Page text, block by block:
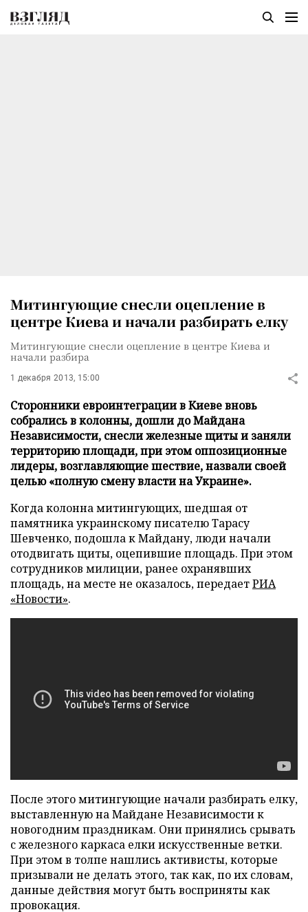
Митингующие снесли оцепление в
центре Киева и начали разбирать елку
Митингующие снесли оцепление в центре Киева и
начали разбира
1 декабря 2013, 15:00
Сторонники евроинтеграции в Киеве вновь
собрались в колонны, дошли до Майдана
Независимости, снесли железные щиты и заняли
территорию площади, при этом оппозиционные
лидеры, возглавляющие шествие, назвали своей
целью «полную смену власти на Украине».
Когда колонна митингующих, шедшая от
памятника украинскому писателю Тарасу
Шевченко, подошла к Майдану, люди начали
отодвигать щиты, оцепившие площадь. При этом
сотрудников милиции, ранее охранявших
площадь, на месте не оказалось, передаетРИА
«Новости».
После этого митингующие начали разбирать елку,
выставленную на Майдане Независимости к
новогодним праздникам. Они принялись срывать
с железного каркаса елки искусственные ветки.
При этом в толпе нашлись активисты, которые
призывали не делать этого, так как, по их словам,
данные действия могут быть восприняты как
провокация.